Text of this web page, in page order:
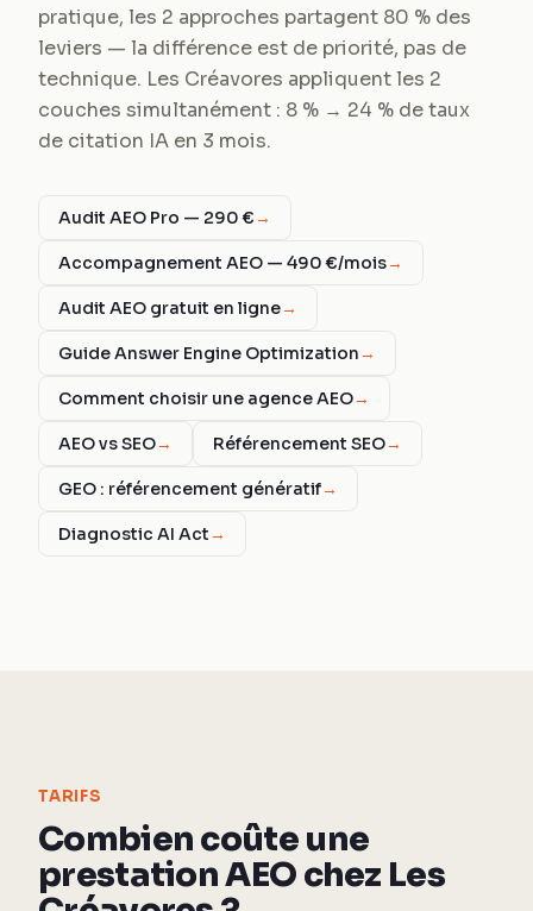
pratique, les 2 approches partagent 80 % des
leviers — la différence est de priorité, pas de
technique. Les Créavores appliquent les 2
couches simultanément : 8 % → 24 % de taux
de citation IA en 3 mois.
Audit AEO Pro — 290 €→
Accompagnement AEO — 490 €/mois→
Audit AEO gratuit en ligne→
Guide Answer Engine Optimization→
Comment choisir une agence AEO→
AEO vs SEO→ Référencement SEO→
GEO : référencement génératif→
Diagnostic AI Act→
TARIFS
Combien coûte une
prestation AEO chez Les